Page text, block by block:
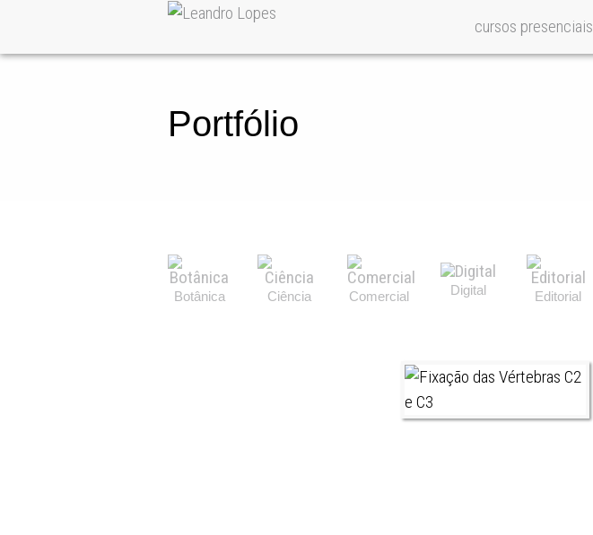
cursos presenciais
Portfólio
Botânica Ciência Comercial Digital Editorial